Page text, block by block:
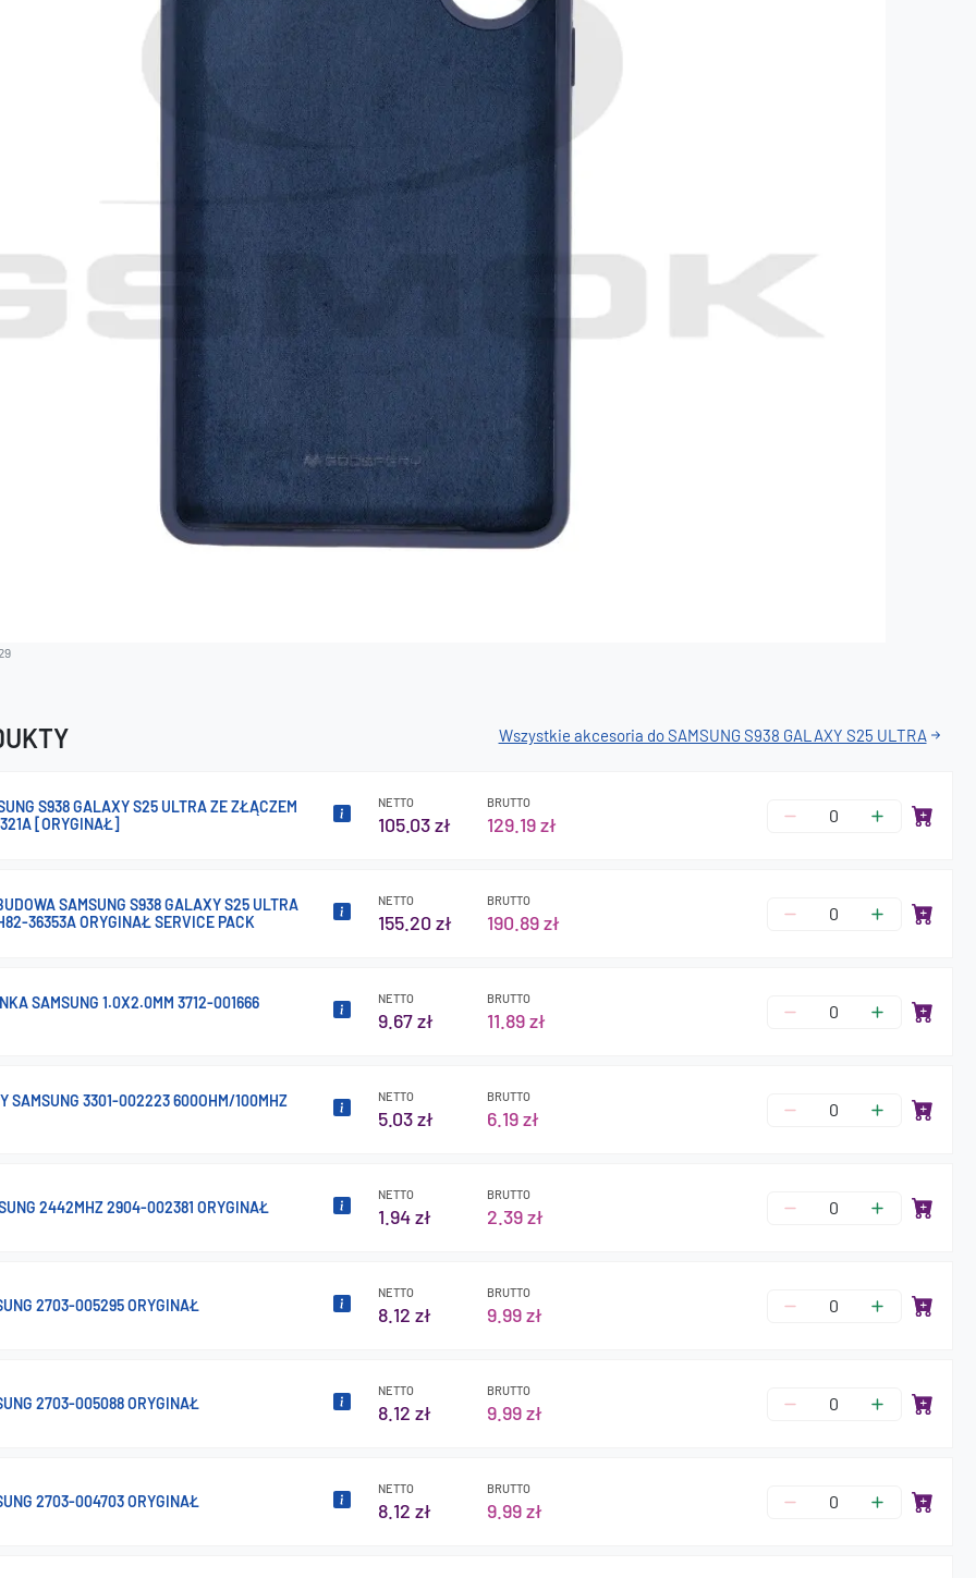
Wszystkie akcesoria do SAMSUNG S938 GALAXY S25 ULTRA
S938 GALAXY S25 ULTRA ZE ZŁĄCZEM
[ORYGINAŁ]
NETTO
105.03 zł
BRUTTO
129.19 zł
SAMSUNG S938 GALAXY S25 ULTRA
36353A ORYGINAŁ SERVICE PACK
NETTO
155.20 zł
BRUTTO
190.89 zł
SAMSUNG 1.0X2.0MM 3712-001666 NETTO
9.67 zł
BRUTTO
11.89 zł
SAMSUNG 3301-002223 600OHM/100MHZ NETTO
5.03 zł
BRUTTO
6.19 zł
2442MHZ 2904-002381 ORYGINAŁ
NETTO
1.94 zł
BRUTTO
2.39 zł
2703-005295 ORYGINAŁ
NETTO
8.12 zł
BRUTTO
9.99 zł
2703-005088 ORYGINAŁ
NETTO
8.12 zł
BRUTTO
9.99 zł
2703-004703 ORYGINAŁ
NETTO
8.12 zł
BRUTTO
9.99 zł